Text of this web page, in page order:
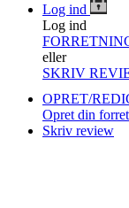
Log ind
Log ind
eller
SKRIV
OPRET/
Opret din
Skriv review